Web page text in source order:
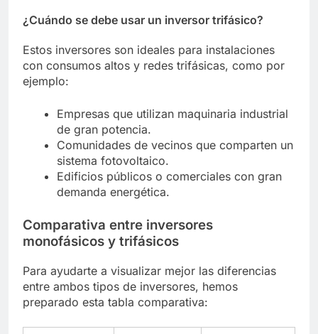
¿Cuándo se debe usar un inversor trifásico?
Estos inversores son ideales para instalaciones
con consumos altos y redes trifásicas, como por
ejemplo:
Empresas que utilizan maquinaria industrial
de gran potencia.
Comunidades de vecinos que comparten un
sistema fotovoltaico.
Edificios públicos o comerciales con gran
demanda energética.
Comparativa entre inversores
monofásicos y trifásicos
Para ayudarte a visualizar mejor las diferencias
entre ambos tipos de inversores, hemos
preparado esta tabla comparativa: